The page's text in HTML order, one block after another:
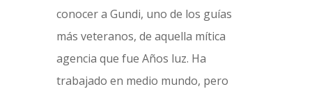
conocer a Gundi, uno de los guías
más veteranos, de aquella mítica
agencia que fue Años luz. Ha
trabajado en medio mundo, pero